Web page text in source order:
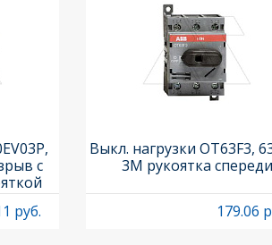
с
руб.
Выкл. нагрузки OT63F3,
3M рукоятка спереди
179.06